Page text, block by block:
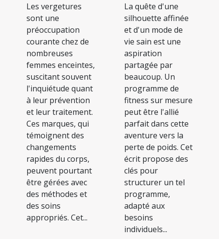
Les vergetures
sont une
préoccupation
courante chez de
nombreuses
femmes enceintes,
suscitant souvent
l'inquiétude quant
à leur prévention
et leur traitement.
Ces marques, qui
témoignent des
changements
rapides du corps,
peuvent pourtant
être gérées avec
des méthodes et
des soins
appropriés. Cet...
La quête d'une
silhouette affinée
et d'un mode de
vie sain est une
aspiration
partagée par
beaucoup. Un
programme de
fitness sur mesure
peut être l'allié
parfait dans cette
aventure vers la
perte de poids. Cet
écrit propose des
clés pour
structurer un tel
programme,
adapté aux
besoins
individuels...